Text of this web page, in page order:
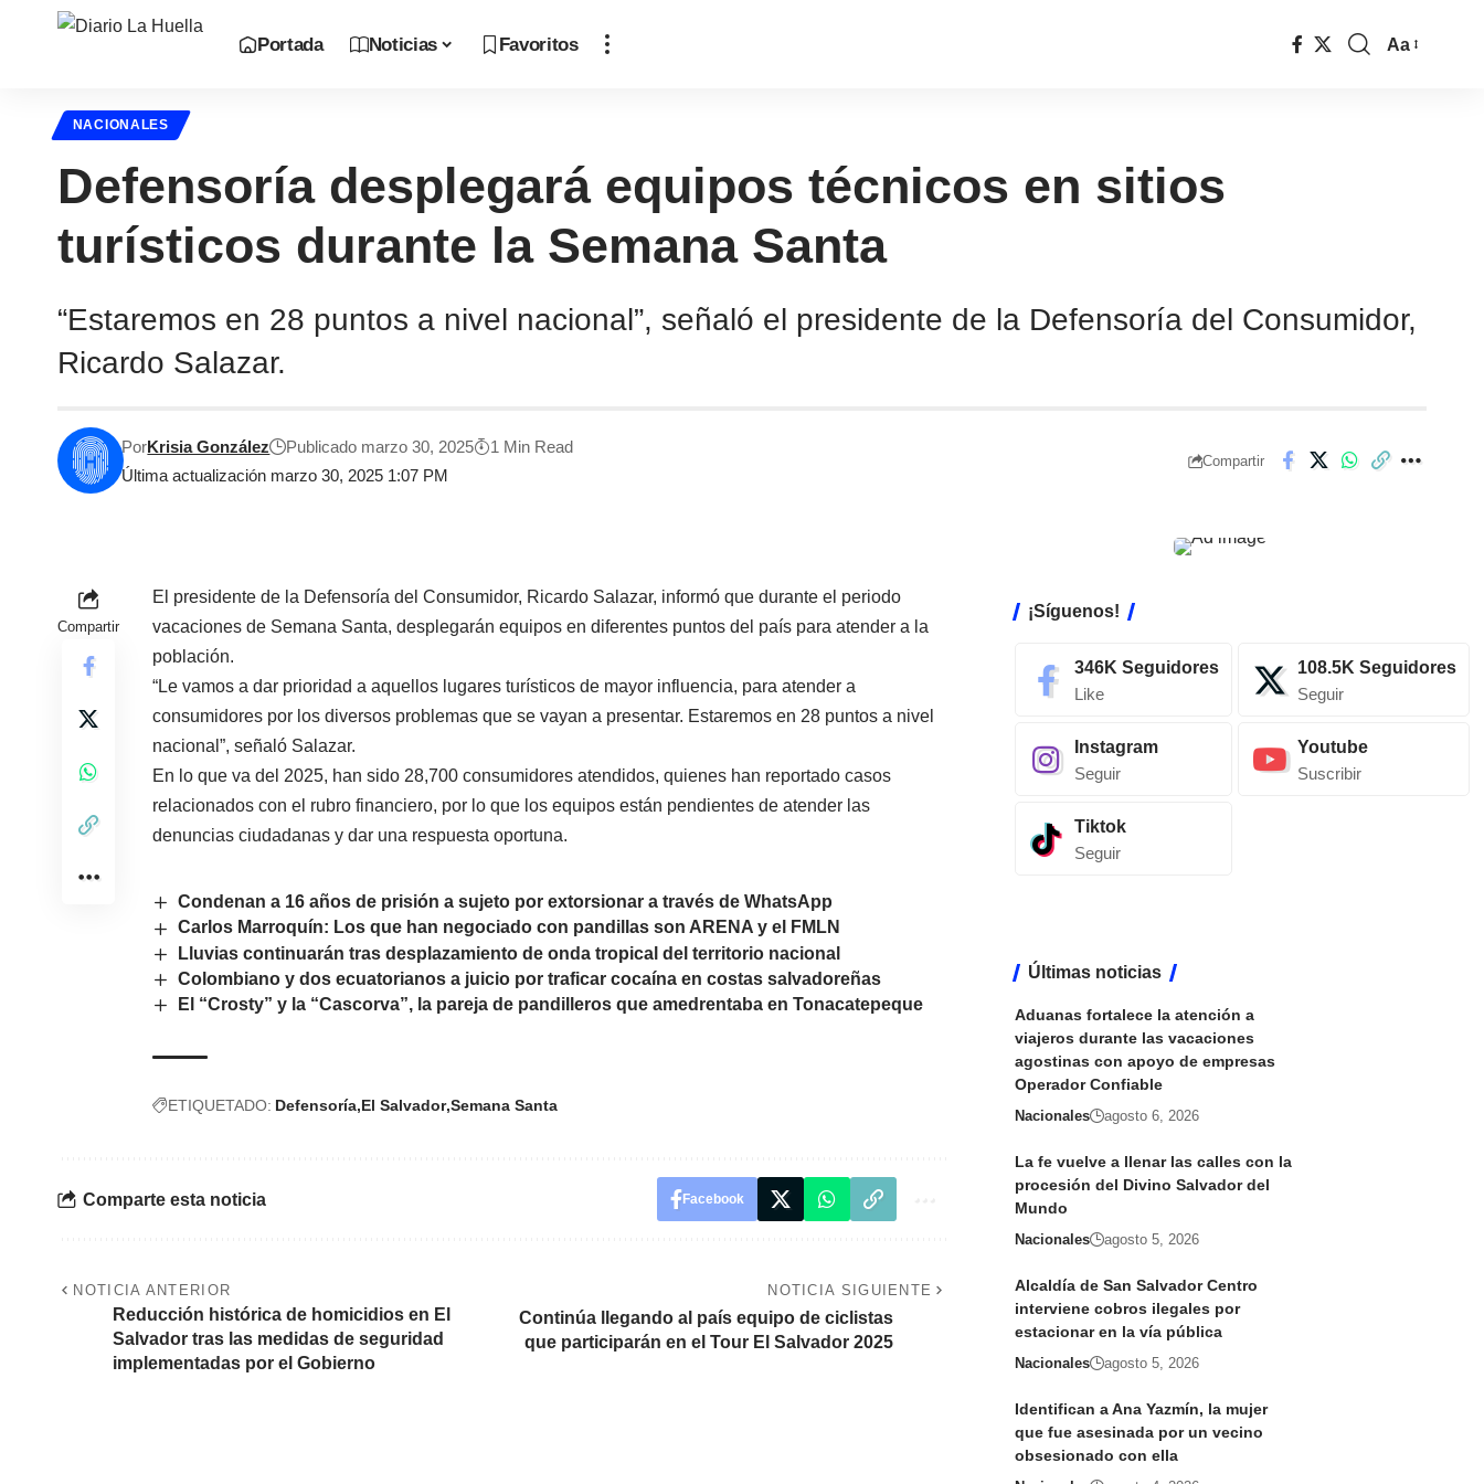
Portada Noticias Favoritos Aa
NACIONALES
Defensoría desplegará equipos técnicos en sitios
turísticos durante la Semana Santa
“Estaremos en 28 puntos a nivel nacional”, señaló el presidente de la Defensoría del Consumidor,
Ricardo Salazar.
Última actualización marzo 30, 2025 1:07 PM
PorKrisia González Publicado marzo 30, 2025 1 Min Read
Compartir
Compartir
El presidente de la Defensoría del Consumidor, Ricardo Salazar, informó que durante el periodo
vacaciones de Semana Santa, desplegarán equipos en diferentes puntos del país para atender a la
población.
“Le vamos a dar prioridad a aquellos lugares turísticos de mayor influencia, para atender a
consumidores por los diversos problemas que se vayan a presentar. Estaremos en 28 puntos a nivel
nacional”, señaló Salazar.
En lo que va del 2025, han sido 28,700 consumidores atendidos, quienes han reportado casos
relacionados con el rubro financiero, por lo que los equipos están pendientes de atender las
denuncias ciudadanas y dar una respuesta oportuna.
Condenan a 16 años de prisión a sujeto por extorsionar a través de WhatsApp
Carlos Marroquín: Los que han negociado con pandillas son ARENA y el FMLN
Lluvias continuarán tras desplazamiento de onda tropical del territorio nacional
Colombiano y dos ecuatorianos a juicio por traficar cocaína en costas salvadoreñas
El “Crosty” y la “Cascorva”, la pareja de pandilleros que amedrentaba en Tonacatepeque
ETIQUETADO: Defensoría El Salvador Semana Santa
Comparte esta noticia Facebook
NOTICIA ANTERIOR
Reducción histórica de homicidios en El
Salvador tras las medidas de seguridad
implementadas por el Gobierno
NOTICIA SIGUIENTE
Continúa llegando al país equipo de ciclistas
que participarán en el Tour El Salvador 2025
¡Síguenos!
346K Seguidores
Like
108.5K Seguidores
Seguir
Instagram
Seguir
Youtube
Suscribir
Tiktok
Seguir
Últimas noticias
Aduanas fortalece la atención a
viajeros durante las vacaciones
agostinas con apoyo de empresas
Operador Confiable
Nacionales agosto 6, 2026
La fe vuelve a llenar las calles con la
procesión del Divino Salvador del
Mundo
Nacionales agosto 5, 2026
Alcaldía de San Salvador Centro
interviene cobros ilegales por
estacionar en la vía pública
Nacionales agosto 5, 2026
Identifican a Ana Yazmín, la mujer
que fue asesinada por un vecino
obsesionado con ella